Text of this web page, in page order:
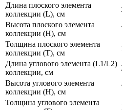
Длина плоского элемента
коллекции (L), см
Высота плоского элемента
коллекции (H), см
Толщина плоского элемента
коллекции (T), см
Длина углового элемента (L1/L2)
коллекции, см
Высота углового элемента
коллекции (H), см
Толщина углового элемента